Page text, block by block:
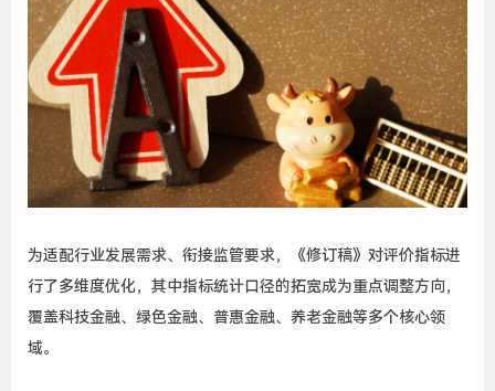
为适配行业发展需求、衔接监管要求，《修订稿》对评价指标进
行了多维度优化，其中指标统计口径的拓宽成为重点调整方向，
覆盖科技金融、绿色金融、普惠金融、养老金融等多个核心领
域。